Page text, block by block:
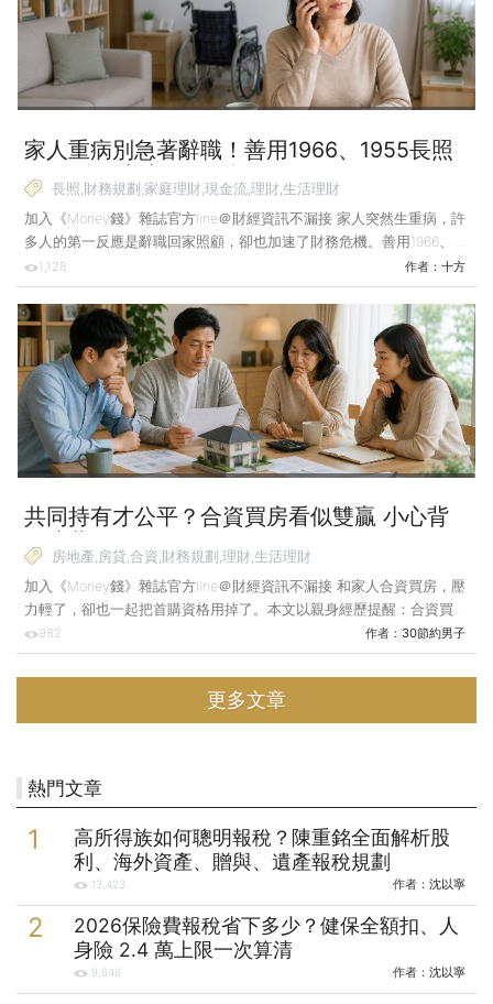
補貼期限（2026年7月31日）即將屆滿，也代表首波申貸者的蜜月期進
入倒數。其中，選用3
家人重病別急著辭職！善用1966、1955長照
資源 撐過家庭財務危機
長照,財務規劃,家庭理財,現金流,理財,生活理財
加入《Money錢》雜誌官方line＠財經資訊不漏接 家人突然生重病，許
多人的第一反應是辭職回家照顧，卻也加速了財務危機。善用1966、
1955尋求日照中心托育和長照資源，才能重返職場、穩住現金流，撐過
人生最艱難的時刻。 前幾天，我接到阿芬打來的電話，邊說邊哭。阿
芬今年剛滿50歲，先生58歲，原本兩人都有工作，正處於準備迎接退
休的階段。沒想到，先生突然被診斷出患有帕金森氏症。 她告訴我，
為了照顧先生，她已經辭掉了工作，現在家裡兩個人都沒有薪水入帳，
也還沒到能夠請領勞保、勞退的年紀，但是每個月4、5萬元的房貸和
生活費卻一毛錢也不會少扣。她看著存摺裡的數字
1,128 作者： 十方
共同持有才公平？合資買房看似雙贏 小心背
後暗藏代價！
房地產,房貸,合資,財務規劃,理財,生活理財
加入《Money錢》雜誌官方line＠財經資訊不漏接 和家人合資買房，壓
力輕了，卻也一起把首購資格用掉了。本文以親身經歷提醒：合資買房
不只關於錢的問題，還有未來能否靈活運用自己的資產。 很多人覺得
能買房就趕快買，不然越晚買只會越來越貴。的確，我們家4年前買下
的房子，每坪漲了一、二十萬元。當時我跟家人也是辛苦地「擠出」的
頭期款，但，現在的我卻後悔了一件事。 4年前，我還是個平凡的上班
族，下班後窩在房間斜槓經營自媒體。那時我們家在找租屋處，原本只
982 作者： 30節約男子
更多文章
熱門文章
高所得族如何聰明報稅？陳重銘全面解析股
利、海外資產、贈與、遺產報稅規劃
13,423 作者： 沈以寧
2026保險費報稅省下多少？健保全額扣、人
身險 2.4 萬上限一次算清
9,646 作者： 沈以寧